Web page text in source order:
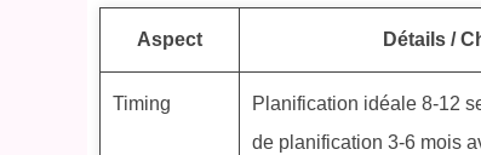
Aspect Détails /
Timing
Planification idéale 8-12
de planification 3-6 mois